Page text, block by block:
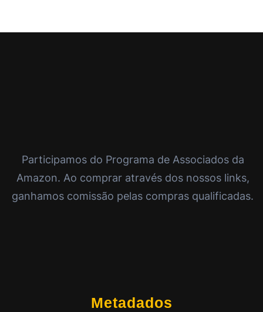
Participamos do Programa de Associados da
Amazon. Ao comprar através dos nossos links,
ganhamos comissão pelas compras qualificadas.
Metadados